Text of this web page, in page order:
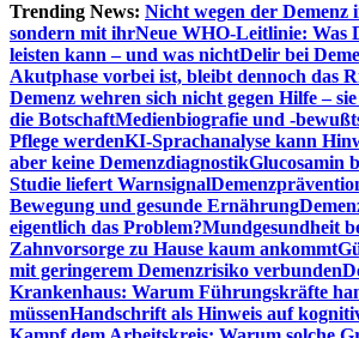
Trending News: Nicht wegen der Demenz
sondern mit ihrNeue WHO-Leitlinie: Was
leisten kann – und was nichtDelir bei
Akutphase vorbei ist, bleibt dennoch das
Demenz wehren sich nicht gegen Hilfe –
die BotschaftMedienbiografie und -
Pflege werdenKI-Sprachanalyse kann
aber keine DemenzdiagnostikGlucosamin
Studie liefert Warnsignal
Bewegung und gesunde Ernährung
eigentlich das Problem?Mundgesundheit
Zahnvorsorge zu Hause kaum ankommt
mit geringerem Demenzrisiko verbunden
Krankenhaus: Warum Führungskräfte
müssenHandschrift als Hinweis auf